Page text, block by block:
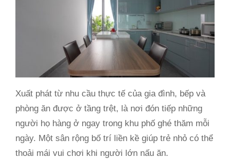
Xuất phát từ nhu cầu thực tế của gia đình, bếp và
phòng ăn được ở tầng trệt, là nơi đón tiếp những
người họ hàng ở ngay trong khu phố ghé thăm mỗi
ngày. Một sân rộng bố trí liền kề giúp trẻ nhỏ có thể
thoải mái vui chơi khi người lớn nấu ăn.